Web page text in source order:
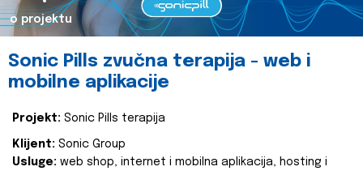
o projektu
Sonic Pills zvučna terapija - web i
mobilne aplikacije
Projekt: Sonic Pills terapija
Klijent: Sonic Group
Usluge: web shop, internet i mobilna aplikacija, hosting i